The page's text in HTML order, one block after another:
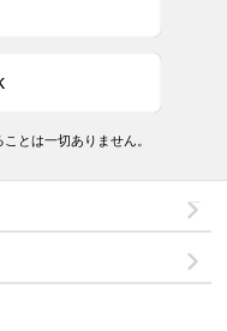
とは一切ありません。